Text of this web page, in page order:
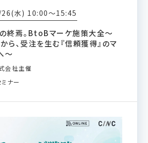
水) 10:00～15:45
の終焉。BtoBマーケ施策大全～
ら、受注を生む『信頼獲得』のマ
～
会社主催
ナー